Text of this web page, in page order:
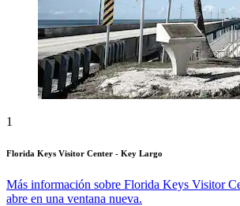
1
Florida Keys Visitor Center - Key Largo
Más información sobre Florida Keys Visitor
abre en una ventana nueva.